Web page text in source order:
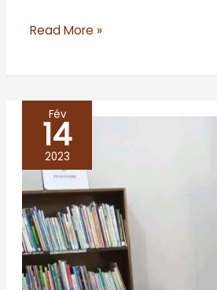
Read More »
Fév
14
2023
les
afriques
2019